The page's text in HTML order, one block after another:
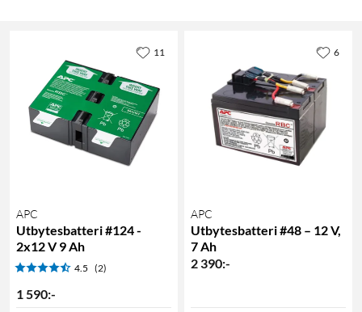
APC
Utbytesbatteri #124 -
2x12 V 9 Ah
4.5 (2)
1 590:-
11
APC
Utbytesbatteri #48 – 12 V,
7 Ah
2 390:-
6